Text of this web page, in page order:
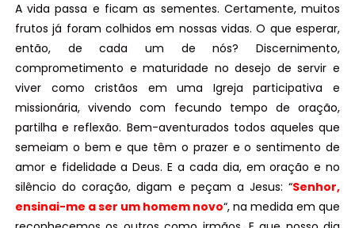
A vida passa e ficam as sementes. Certamente, muitos
frutos já foram colhidos em nossas vidas. O que esperar,
então, de cada um de nós? Discernimento,
comprometimento e maturidade no desejo de servir e
viver como cristãos em uma Igreja participativa e
missionária, vivendo com fecundo tempo de oração,
partilha e reflexão. Bem-aventurados todos aqueles que
semeiam o bem e que têm o prazer e o sentimento de
amor e fidelidade a Deus. E a cada dia, em oração e no
silêncio do coração, digam e peçam a Jesus: “Senhor,
ensinai-me a ser um homem novo“, na medida em que